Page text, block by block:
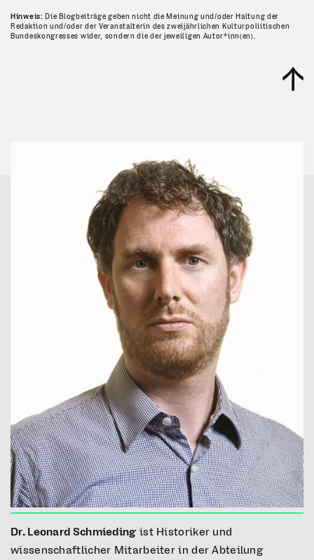
Hinweis: Die Blogbeiträge geben nicht die Meinung und/oder Haltung der
Redaktion und/oder der Veranstalterin des zweijährlichen Kulturpoliitischen
Bundeskongresses wider, sondern die der jeweiligen Autor*inn(en).
Dr. Leonard Schmieding ist Historiker und
wissenschaftlicher Mitarbeiter in der Abteilung